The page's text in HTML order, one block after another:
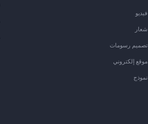
فيديو
شعار
تصميم رسومات
موقع إلكتروني
نموذج